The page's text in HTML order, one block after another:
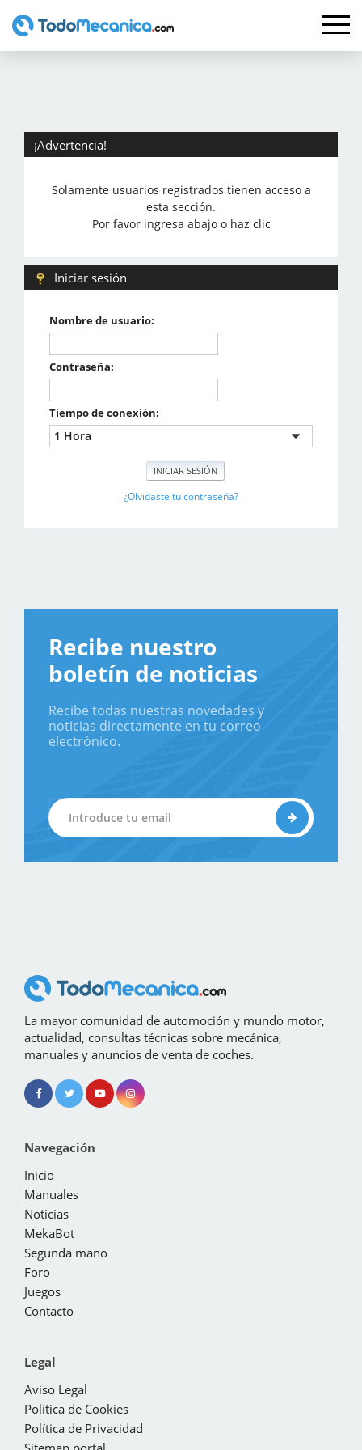
¡Advertencia!
Solamente usuarios registrados tienen acceso a
esta sección.
Por favor ingresa abajo o haz clic
Iniciar sesión
Nombre de usuario:
Contraseña:
Tiempo de conexión:
¿Olvidaste tu contraseña?
Recibe nuestro
boletín de noticias
Recibe todas nuestras novedades y
noticias directamente en tu correo
electrónico.
La mayor comunidad de automoción y mundo motor,
actualidad, consultas técnicas sobre mecánica,
manuales y anuncios de venta de coches.
Navegación
Inicio
Manuales
Noticias
MekaBot
Segunda mano
Foro
Juegos
Contacto
Legal
Aviso Legal
Política de Cookies
Política de Privacidad